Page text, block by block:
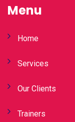
Menu
Home
Services
Our Clients
Trainers